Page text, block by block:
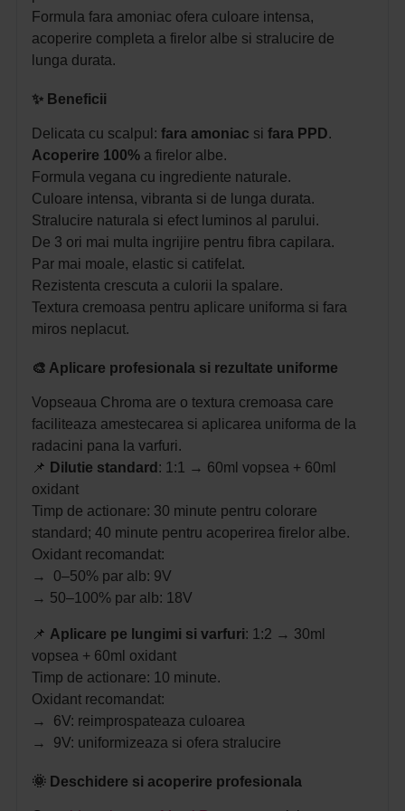
Formula fara amoniac ofera culoare intensa,
acoperire completa a firelor albe si stralucire de
lunga durata.
✨ Beneficii
Delicata cu scalpul: fara amoniac si fara PPD.
Acoperire 100% a firelor albe.
Formula vegana cu ingrediente naturale.
Culoare intensa, vibranta si de lunga durata.
Stralucire naturala si efect luminos al parului.
De 3 ori mai multa ingrijire pentru fibra capilara.
Par mai moale, elastic si catifelat.
Rezistenta crescuta a culorii la spalare.
Textura cremoasa pentru aplicare uniforma si fara
miros neplacut.
🎨 Aplicare profesionala si rezultate uniforme
Vopseaua Chroma are o textura cremoasa care
faciliteaza amestecarea si aplicarea uniforma de la
radacini pana la varfuri.
📌 Dilutie standard : 1:1 → 60ml vopsea + 60ml
oxidant
Timp de actionare: 30 minute pentru colorare
standard; 40 minute pentru acoperirea firelor albe.
Oxidant recomandat:
→ 0–50% par alb: 9V
→ 50–100% par alb: 18V
📌 Aplicare pe lungimi si varfuri: 1:2 → 30ml
vopsea + 60ml oxidant
Timp de actionare: 10 minute.
Oxidant recomandat:
→ 6V: reimprospateaza culoarea
→ 9V: uniformizeaza si ofera stralucire
🌞 Deschidere si acoperire profesionala